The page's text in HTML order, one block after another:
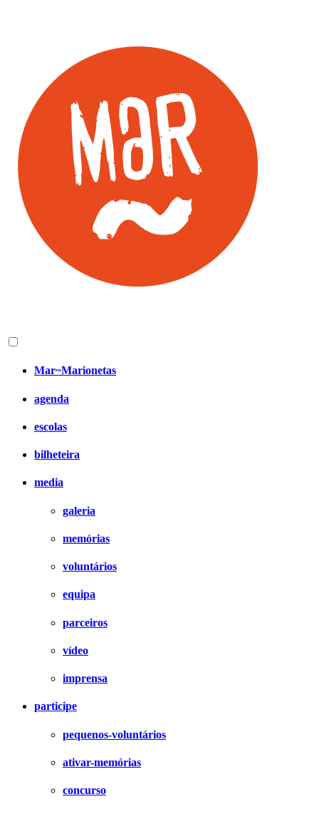
Mar~Marionetas
agenda
escolas
bilheteira
media
galeria
memórias
voluntários
equipa
parceiros
vídeo
imprensa
participe
pequenos-voluntários
ativar-memórias
concurso